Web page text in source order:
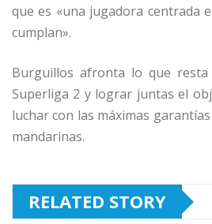
que es «una jugadora centrada
cumplan».
Burguillos afronta lo que resta
Superliga 2 y lograr juntas el
luchar con las máximas
mandarinas.
RELATED STORY